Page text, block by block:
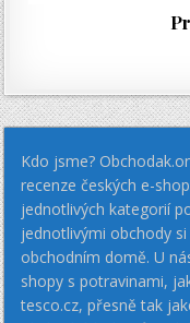
Kdo jsme?
recenze českých e-
jednotlivých kategorií
jednotlivými obchody
obchodním domě. U
shopy s potravinami,
tesco.cz, přesně tak